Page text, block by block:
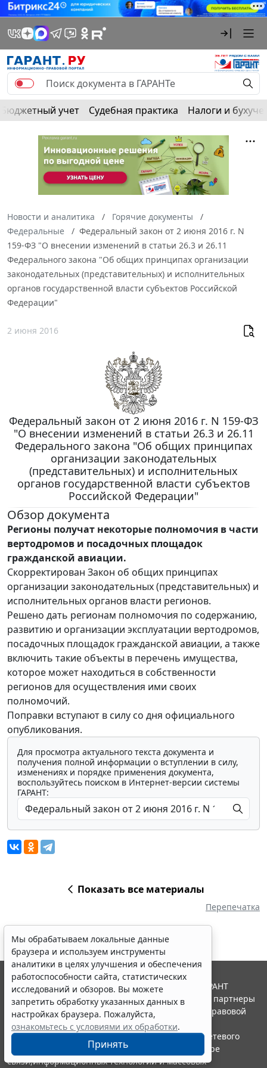
Бюджетный учет Судебная практика Налоги и
Новости и аналитика
Горячие документы
Федеральные
Федеральный закон от 2 июня 2016 г. N
159-ФЗ "О внесении изменений в статьи 26.3 и 26.11
Федерального закона "Об общих принципах организации
законодательных (представительных) и исполнительных
органов государственной власти субъектов Российской
Федерации"
2 июня 2016
Федеральный закон от 2 июня 2016 г. N 159-ФЗ
"О внесении изменений в статьи 26.3 и 26.11
Федерального закона "Об общих принципах
организации законодательных
(представительных) и исполнительных
органов государственной власти субъектов
Российской Федерации"
Обзор документа
Регионы получат некоторые полномочия в части
вертодромов и посадочных площадок
гражданской авиации.
Скорректирован Закон об общих принципах
организации законодательных (представительных) и
исполнительных органов власти регионов.
Решено дать регионам полномочия по содержанию,
развитию и организации эксплуатации вертодромов,
посадочных площадок гражданской авиации, а также
включить такие объекты в перечень имущества,
которое может находиться в собственности
регионов для осуществления ими своих
полномочий.
Поправки вступают в силу со дня официального
опубликования.
Для просмотра актуального текста документа и
получения полной информации о вступлении в силу,
изменениях и порядке применения документа,
воспользуйтесь поиском в Интернет-версии системы
ГАРАНТ:
Показать все материалы
Перепечатка
Мы обрабатываем локальные данные
браузера и используем инструменты
аналитики в целях улучшения и обеспечения
работоспособности сайта, статистических
исследований и обзоров. Вы можете
запретить обработку указанных данных в
настройках браузера. Пожалуйста,
ознакомьтесь с условиями их обработки.
Принять
© ООО "НПП "ГАРАНТ-СЕРВИС", 2026. Система ГАРАНТ
выпускается с 1990 года. Компания "Гарант" и ее партнеры
являются участниками Российской ассоциации правовой
информации ГАРАНТ.
Портал ГАРАНТ.РУ зарегистрирован в качестве сетевого
издания Федеральной службой по надзору в сфере
связи,информационных технологий и массовых